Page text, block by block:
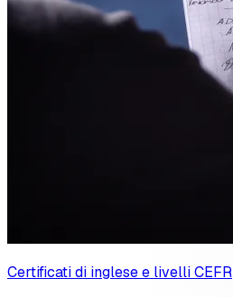
Certificati di inglese e livelli CEFR